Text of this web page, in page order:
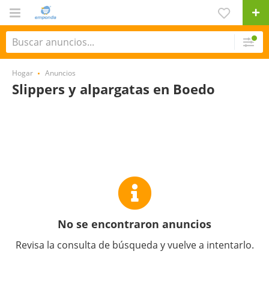
Hogar Anuncios
Slippers y alpargatas en Boedo
No se encontraron anuncios
Revisa la consulta de búsqueda y vuelve a intentarlo.